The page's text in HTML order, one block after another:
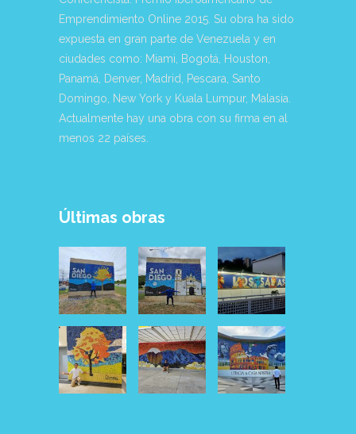
Emprendimiento Online 2015. Su obra ha sido
expuesta en gran parte de Venezuela y en
ciudades como: Miami, Bogotá, Houston,
Panamá, Denver, Madrid, Pescara, Santo
Domingo, New York y Kuala Lumpur, Malasia.
Actualmente hay una obra con su firma en al
menos 22 países.
Últimas obras